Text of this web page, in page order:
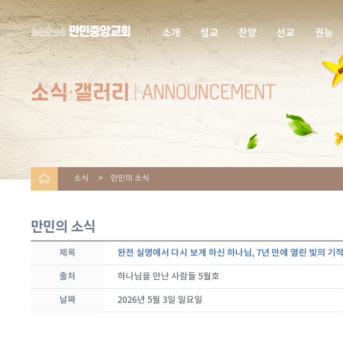
소개 설교 찬양 선교 권능
소식 > 만민의 소식
만민의 소식
제목 완전 실명에서 다시 보게 하신 하나님, 7년 만에 열린 빛의 기적
출처 하나님을 만난 사람들 5월호
날짜 2026년 5월 3일 일요일